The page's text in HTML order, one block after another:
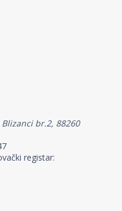
br.2, 88260
registar: